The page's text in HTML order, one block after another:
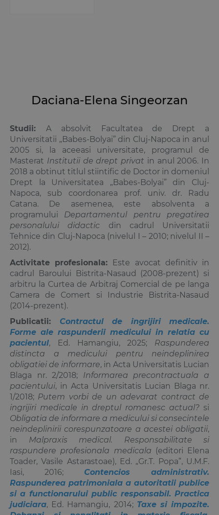
Daciana-Elena Singeorzan
Studii: A absolvit Facultatea de Drept a
Universitatii „Babes-Bolyai” din Cluj-Napoca in anul
2005 si, la aceeasi universitate, programul de
Masterat Institutii de drept privat in anul 2006. In
2018 a obtinut titlul stiintific de Doctor in domeniul
Drept
la Universitatea „Babes-Bolyai” din Cluj-
Napoca, sub coordonarea prof. univ. dr. Radu
Catana. De asemenea, este absolventa a
programului Departamentul pentru pregatirea
personalului didactic din cadrul Universitatii
Tehnice din Cluj-Napoca (nivelul I – 2010; nivelul II –
2012).
Activitate profesionala: Este avocat definitiv in
cadrul Baroului Bistrita-Nasaud (2008-prezent) si
arbitru la Curtea de Arbitraj Comercial de pe langa
Camera de Comert si Industrie Bistrita-Nasaud
(2014-prezent).
Publicatii: Contractul de ingrijiri medicale.
Forme ale raspunderii medicului in relatia cu
pacientul, Ed. Hamangiu, 2025; Raspunderea
distincta a medicului pentru neindeplinirea
obligatiei de informare, in Acta Universitatis Lucian
Blaga nr. 2/2018; Informarea precontractuala a
pacientului, in Acta Universitatis Lucian Blaga nr.
1/2018; Putem vorbi de un adevarat contract de
ingrijiri medicale in dreptul romanesc actual? si
Obligatia de informare a medicului si consecintele
neindeplinirii corespunzatoare a acestei obligatii,
in Malpraxis medical. Responsabilitate si
raspundere profesionala medicala (editori Elena
Toader, Vasile Astarastoae), Ed. „Gr.T. Popa”, U.M.F.
Iasi, 2016; Contencios administrativ.
Raspunderea patrimoniala a autoritatii publice
si a functionarului public responsabil. Practica
judiciara, Ed. Hamangiu, 2014; Taxe si impozite.